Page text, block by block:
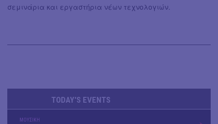
σεμινάρια και εργαστήρια νέων τεχνολογιών.
TODAY'S EVENTS
ΜΟΥΣΙΚΗ